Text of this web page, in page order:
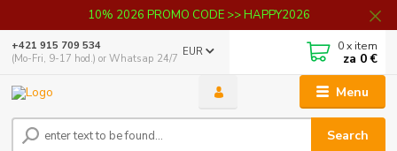
10% 2026 PROMO CODE >> HAPPY2026
Menu
EUR
Search
+421 915 709 534
(Mo-Fri, 9-17 hod.) or Whatsap 24/7
0x item
za 0 €